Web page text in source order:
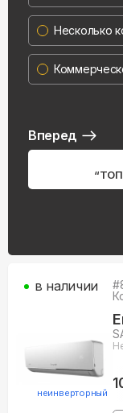
неинверторный
#
в наличии
Несколько
Вперед